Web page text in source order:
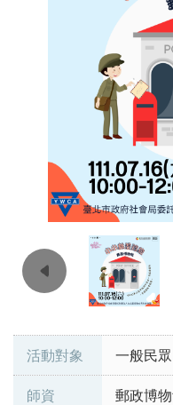
活動對象 一般民眾
師資 郵政博